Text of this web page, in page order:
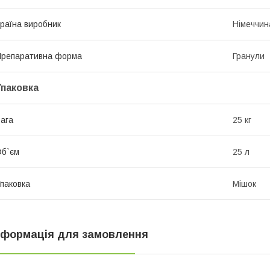
виробник
форма Гранули
25 кг
25 л
Мішок
для замовлення